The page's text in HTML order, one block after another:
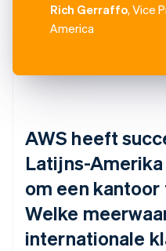
Rich Gerraffo, Vice
America
AWS heeft
Latijns-
om een kantoor
Welke
internationale